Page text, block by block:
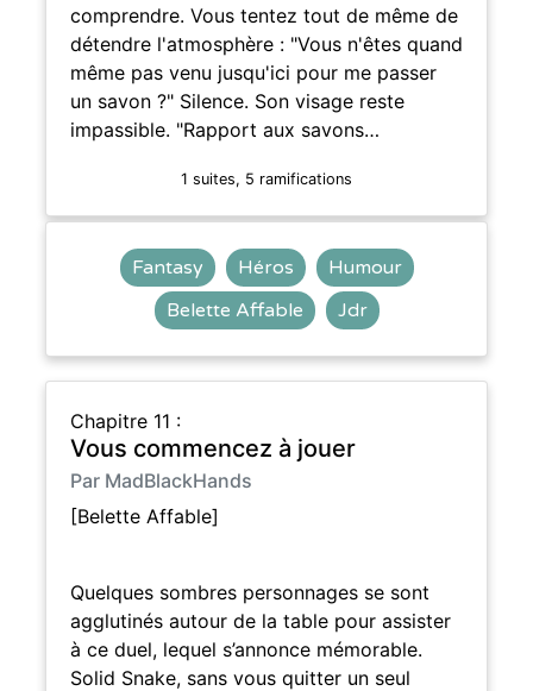
comprendre. Vous tentez tout de même de
détendre l'atmosphère : "Vous n'êtes quand
même pas venu jusqu'ici pour me passer
un savon ?" Silence. Son visage reste
impassible. "Rapport aux savons…
1 suites, 5 ramifications
Fantasy Héros
Humour
Belette Affable
Jdr
Chapitre 11 :
Vous commencez à jouer
Par MadBlackHands
[Belette Affable]
Quelques sombres personnages se sont
agglutinés autour de la table pour assister
à ce duel, lequel s’annonce mémorable.
Solid Snake, sans vous quitter un seul